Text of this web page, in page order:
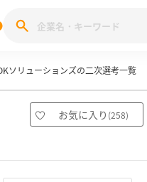
ペーン
みんなの新
28卒 IT・
ソリューションズの二次選考一覧
お気に入り (258)